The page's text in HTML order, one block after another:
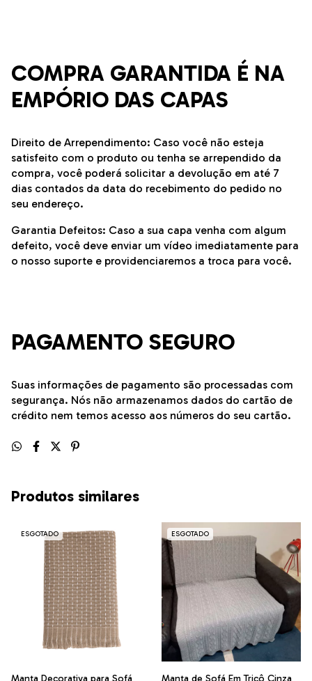
COMPRA GARANTIDA É NA
EMPÓRIO DAS CAPAS
Direito de Arrependimento: Caso você não esteja
satisfeito com o produto ou tenha se arrependido da
compra, você poderá solicitar a devolução em até 7
dias contados da data do recebimento do pedido no
seu endereço.
Garantia Defeitos: Caso a sua capa venha com algum
defeito, você deve enviar um vídeo imediatamente para
o nosso suporte e providenciaremos a troca para você.
PAGAMENTO SEGURO
Suas informações de pagamento são processadas com
segurança. Nós não armazenamos dados do cartão de
crédito nem temos acesso aos números do seu cartão.
Produtos similares
ESGOTADO
Manta Decorativa para Sofá
ESGOTADO
Manta de Sofá Em Tricô Cinza